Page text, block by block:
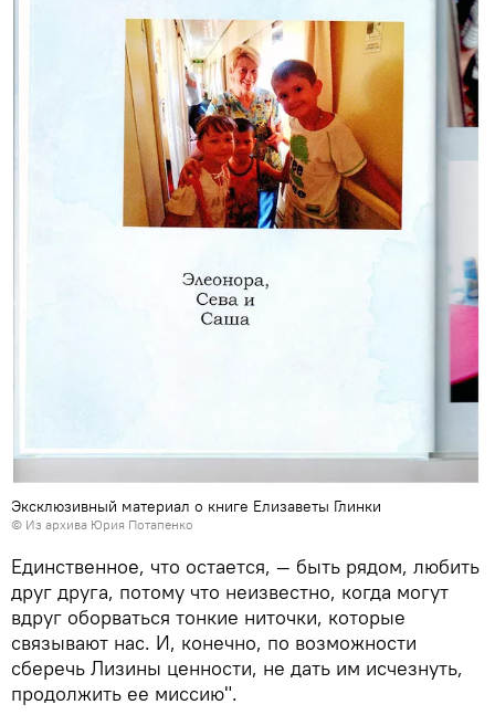
Эксклюзивный материал о книге Елизаветы Глинки
© Из архива Юрия Потапенко
Единственное, что остается, — быть рядом, любить
друг друга, потому что неизвестно, когда могут
вдруг оборваться тонкие ниточки, которые
связывают нас. И, конечно, по возможности
сберечь Лизины ценности, не дать им исчезнуть,
продолжить ее миссию".